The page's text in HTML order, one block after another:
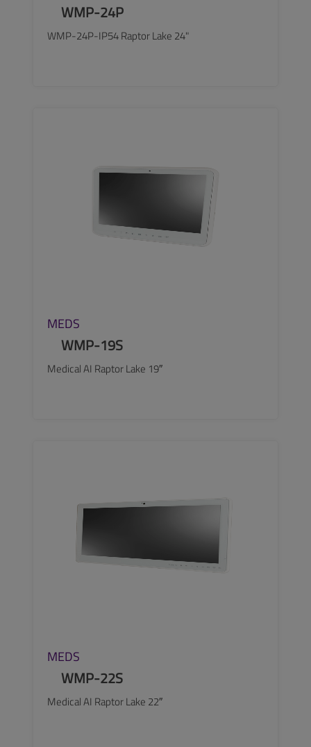
WMP-24P
WMP-24P-IP54 Raptor Lake 24"
MEDS
WMP-19S
Medical AI Raptor Lake 19″
MEDS
WMP-22S
Medical AI Raptor Lake 22″